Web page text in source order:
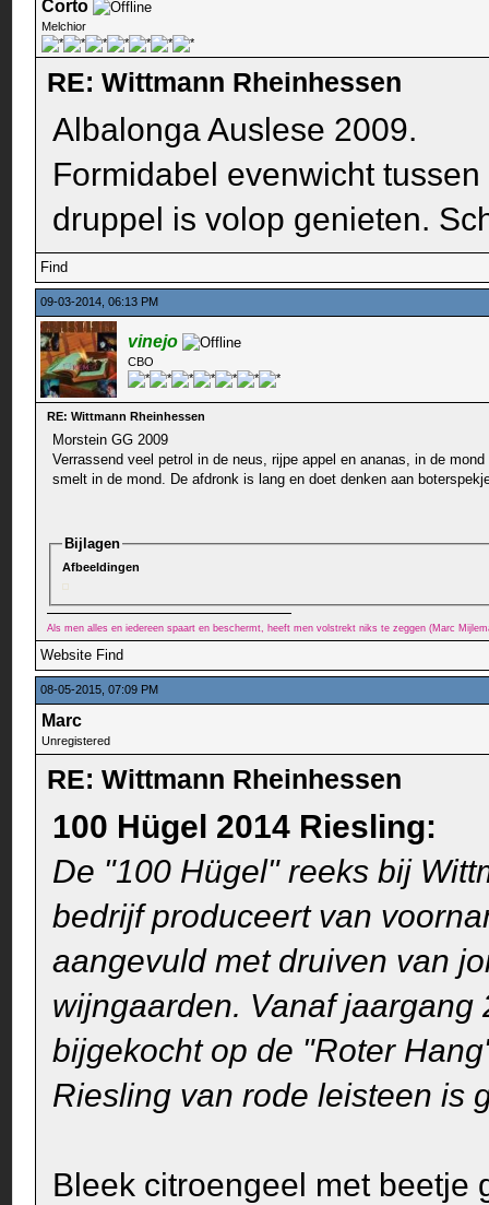
Corto
Melchior
RE: Wittmann Rheinhessen
Albalonga Auslese 2009.
Formidabel evenwicht
druppel is volop genieten.
Find
09-03-2014, 06:13 PM
vinejo
CBO
RE: Wittmann Rheinhessen
Morstein GG 2009
Verrassend veel petrol in de neus, rijpe appel en ananas, in de
smelt in de mond. De afdronk is lang en doet denken aan
Bijlagen
Afbeeldingen
Als men alles en iedereen spaart en beschermt, heeft men volstrekt niks te zeggen (Marc
Website Find
08-05-2015, 07:09 PM
Marc
Unregistered
RE: Wittmann Rheinhessen
100 Hügel 2014 Riesling:
De "100 Hügel" reeks bij
bedrijf produceert van
aangevuld met druiven van
wijngaarden. Vanaf
bijgekocht op de "Roter
Riesling van rode leisteen is
Bleek citroengeel met beetje